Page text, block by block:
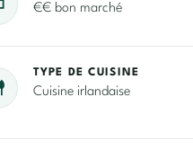
€€ bon marché
TYPE DE CUISINE
Cuisine irlandaise